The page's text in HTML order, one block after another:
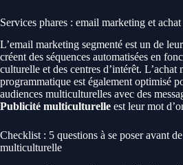
Services phares : email marketing et achat
L’email marketing segmenté est un de
créent des séquences automatisées en
culturelle et des centres d’intérêt. L’achat
programmatique est également optimisé
audiences multiculturelles avec des
Publicité multiculturelle est leur mot
Checklist : 5 questions à se poser avant
multiculturelle